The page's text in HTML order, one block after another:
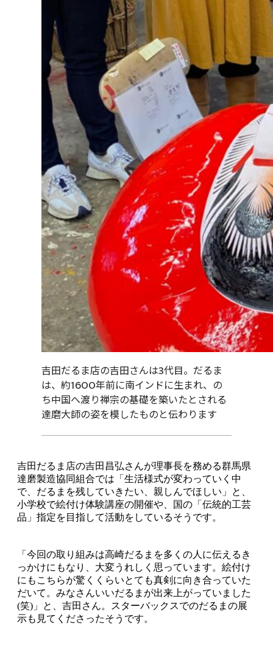
吉田だるま店の吉田さんは3代目。だるま
は、約1600年前に南インドに生まれ、の
ち中国へ渡り禅宗の基礎を築いたとされる
達磨大師の姿を模したものと伝わります
吉田だるま店の吉田昌弘さんが理事長を務める群馬県
達磨製造協同組合では「生活様式が変わっていく中
で、だるまを残していきたい、親しんでほしい」と、
小学校で絵付け体験講座の開催や、国の「伝統的工芸
品」指定を目指して活動をしているそうです。
「今回の取り組みは高崎だるまを多くの人に伝えるき
っかけにもなり、大変うれしく思っています。絵付け
にもこちらが驚くくらいとても真剣に向き合っていた
だいて。みなさんいいだるまが出来上がっていました
(笑)」と、吉田さん。スターバックスでのだるまの展
示も見てくださったそうです。